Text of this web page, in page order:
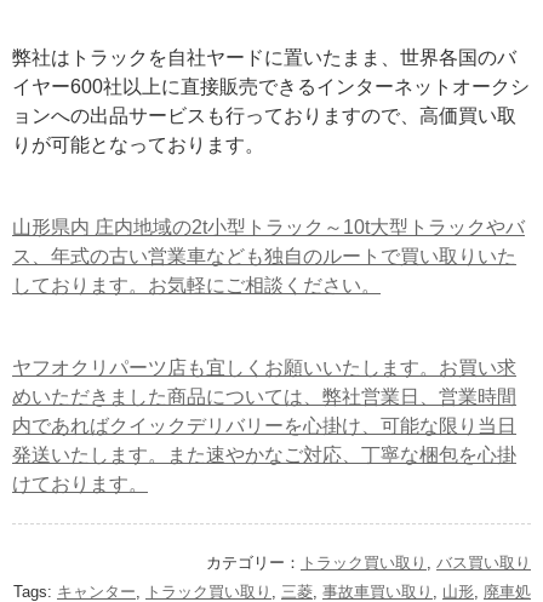
弊社はトラックを自社ヤードに置いたまま、世界各国のバ
イヤー600社以上に直接販売できるインターネットオークシ
ョンへの出品サービスも行っておりますので、高価買い取
りが可能となっております。
山形県内 庄内地域の2t小型トラック～10t大型トラックやバ
ス、年式の古い営業車なども独自のルートで買い取りいた
しております。お気軽にご相談ください。
ヤフオクリパーツ店も宜しくお願いいたします。お買い求
めいただきました商品については、弊社営業日、営業時間
内であればクイックデリバリーを心掛け、可能な限り当日
発送いたします。また速やかなご対応、丁寧な梱包を心掛
けております。
カテゴリー： トラック買い取り
バス買い取り
Tags: キャンター トラック買い取り 三菱 事故車買い取り 山形 廃車処